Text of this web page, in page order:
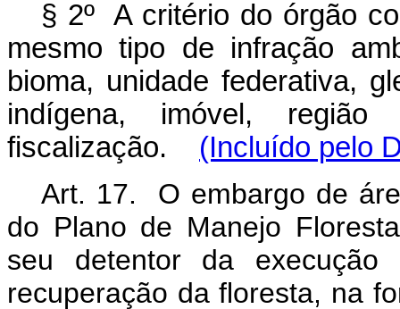
§ 2º A critério do órgão
mesmo tipo de infração
bioma, unidade federativa,
indígena, imóvel, região
fiscalização. (Incluído pelo
Art. 17. O embargo de
do Plano de Manejo
seu detentor da
recuperação da floresta, na